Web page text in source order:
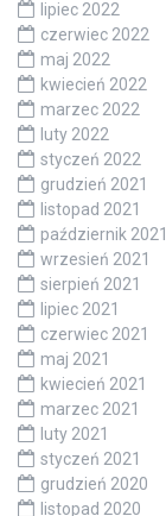
lipiec 2022
czerwiec 2022
maj 2022
kwiecień 2022
marzec 2022
luty 2022
styczeń 2022
grudzień 2021
listopad 2021
październik 2021
wrzesień 2021
sierpień 2021
lipiec 2021
czerwiec 2021
maj 2021
kwiecień 2021
marzec 2021
luty 2021
styczeń 2021
grudzień 2020
listopad 2020